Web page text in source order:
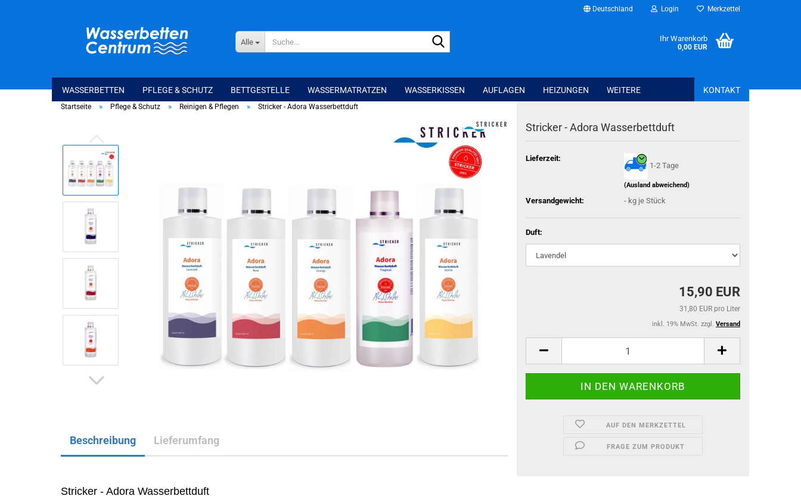
Deutschland Login Merkzettel
Alle Ihr Warenkorb
0,00 EUR
WASSERBETTEN PFLEGE & SCHUTZ BETTGESTELLE WASSERMATRATZEN WASSERKISSEN AUFLAGEN HEIZUNGEN KONTAKT
WEITERE
Startseite » Pflege & Schutz » Reinigen & Pflegen » Stricker - Adora Wasserbettduft
Stricker - Adora Wasserbettduft
Lieferzeit:
1-2 Tage
(Ausland abweichend)
Versandgewicht: - kg je Stück
Duft:
15,90 EUR
31,80 EUR pro Liter
inkl. 19% MwSt. zzgl. Versand
AUF DEN MERKZETTEL
FRAGE ZUM PRODUKT
Beschreibung Lieferumfang
Stricker - Adora Wasserbettduft